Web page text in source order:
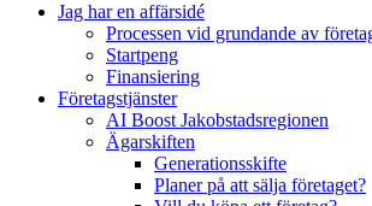
Jag har en affärsidé
Processen vid grundande av
Startpeng
Finansiering
Företagstjänster
AI Boost Jakobstadsregionen
Ägarskiften
Generationsskifte
Planer på att sälja företaget?